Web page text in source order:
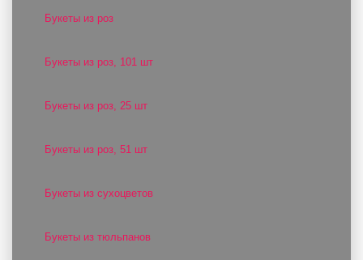
Букеты из роз
Букеты из роз, 101 шт
Букеты из роз, 25 шт
Букеты из роз, 51 шт
Букеты из сухоцветов
Букеты из тюльпанов